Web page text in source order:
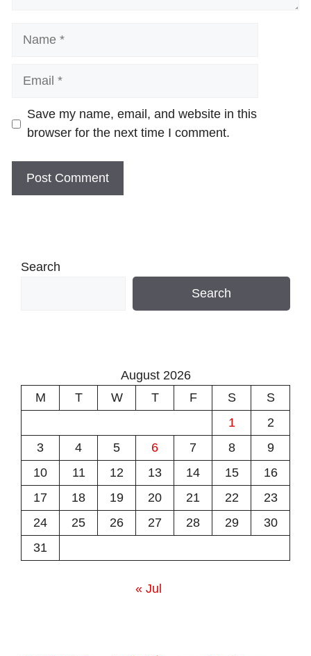
Website
Save my name, email, and website in this
browser for the next time I comment.
Search
Search
August 2026
M
T W T F S
S
1
2
3
4 5 6 7 8
9
10
11 12 13 14 15
16
17
18 19 20 21 22
23
24
25 26 27 28 29
30
31
« Jul